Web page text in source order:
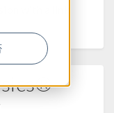
with a link